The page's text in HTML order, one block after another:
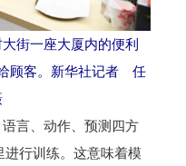
街一座大厦内的便利
顾客。新华社记者 任
言、动作、预测四方
行训练。这意味着模